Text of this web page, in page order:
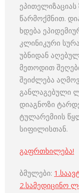
წარმოქმნით.
ხდება
კლინიკური
უბნიდან
მეთოდით
შეიძლება
განლაგებული
დიაგნოზი
ტულარემიის
სიფილისთან.
გაფრთხილება!
ბმულები: 1.
2.სამედიცინო